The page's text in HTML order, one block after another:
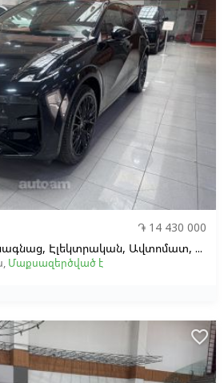
֏ 14 430 000
Էլեկտրական, Ավտոմատ, 66, 2
, Մաքսազերծված է
favorite_border